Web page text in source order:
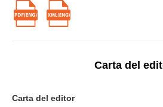
Carta del
Carta del editor